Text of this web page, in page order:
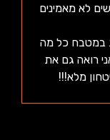
לא מאמינים
במטבח כל מה
רואה גם את
מלא!!!